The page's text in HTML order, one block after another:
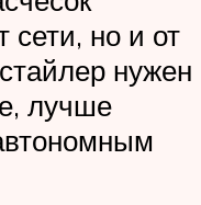
сети, но и от
нужен
лучше